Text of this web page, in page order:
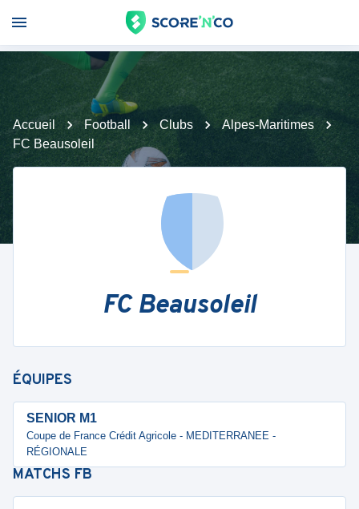
Accueil Football Clubs
Alpes-Maritimes
FC Beausoleil
FC Beausoleil
ÉQUIPES
SENIOR M1
Coupe de France Crédit Agricole - MEDITERRANEE -
RÉGIONALE
MATCHS FB